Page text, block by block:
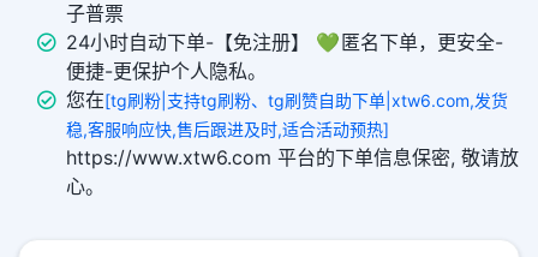
子普票
24小时自动下单-【免注册】 💚 匿名下单，更安全-
便捷-更保护个人隐私。
您在[tg刷粉|支持tg刷粉、tg刷赞自助下单|xtw6.com,发货
稳,客服响应快,售后跟进及时,适合活动预热]
https://www.xtw6.com 平台的下单信息保密, 敬请放
心。